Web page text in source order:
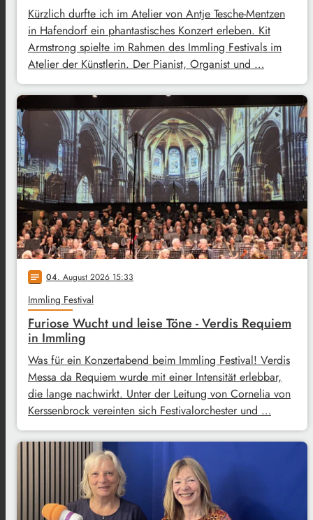
Kürzlich durfte ich im Atelier von Antje Tesche-Mentzen
in Hafendorf ein phantastisches Konzert erleben. Kit
Armstrong spielte im Rahmen des Immling Festivals im
Atelier der Künstlerin. Der Pianist, Organist und …
notes 04. August 2026 15:33
Immling Festival
Furiose Wucht und leise Töne - Verdis Requiem
in Immling
Was für ein Konzertabend beim Immling Festival! Verdis
Messa da Requiem wurde mit einer Intensität erlebbar,
die lange nachwirkt. Unter der Leitung von Cornelia von
Kerssenbrock vereinten sich Festivalorchester und …